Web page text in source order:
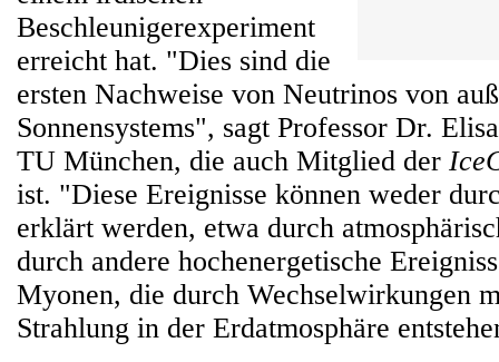
Beschleunigerexperiment
erreicht hat. "Dies sind die
ersten Nachweise von Neutrinos von
Sonnensystems", sagt Professor Dr.
TU München, die auch Mitglied der
ist. "Diese Ereignisse können weder
erklärt werden, etwa durch
durch andere hochenergetische
Myonen, die durch Wechselwirkungen
Strahlung in der Erdatmosphäre